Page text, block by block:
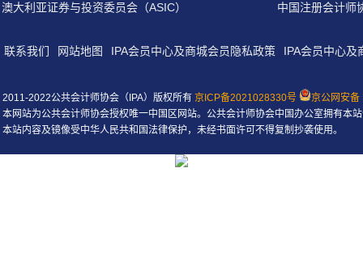
澳大利亚证券与投资委员会（ASIC） 中国注册会计师
联系我们 网站地图 IPA会员中心及商城会员隐私政策 IPA会员中心及
2011-2022公共会计师协会（IPA）版权所有 京ICP备2021028330号
京公网安
本网站为公共会计师协会授权唯一中国区网站。公共会计师协会中国办公室拥有本
本站内容及镜像受中华人民共和国法律保护，未经书面许可不得复制抄袭使用。